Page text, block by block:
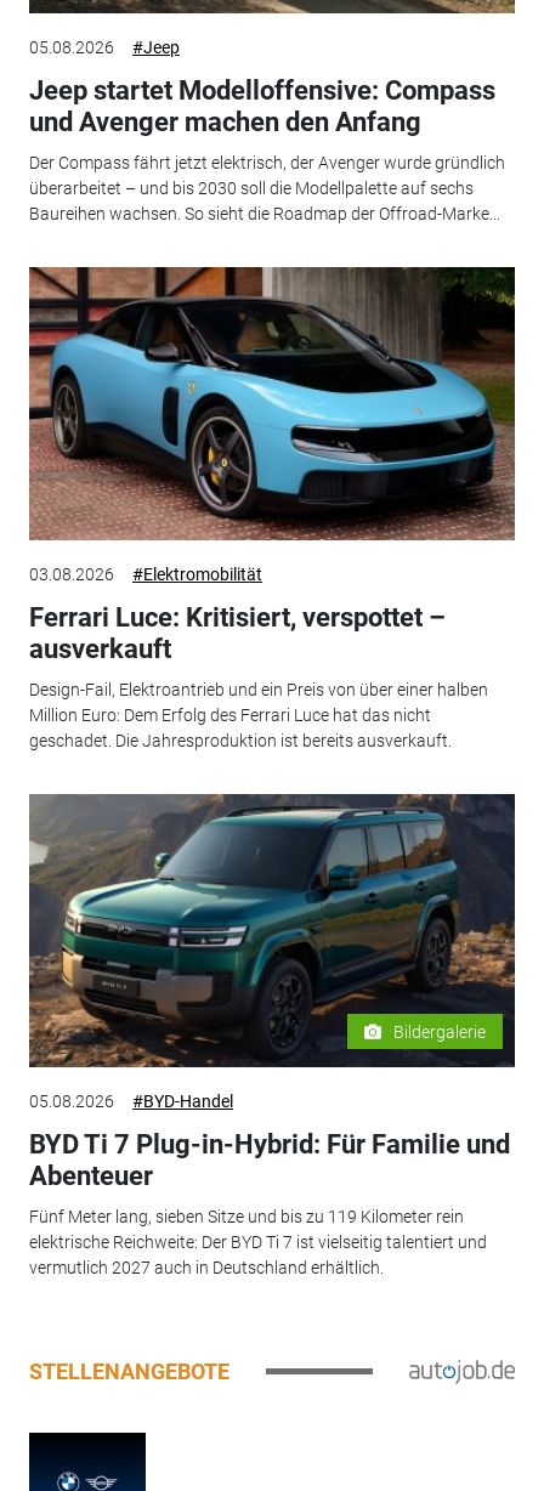
05.08.2026 #Jeep
Jeep startet Modelloffensive: Compass
und Avenger machen den Anfang
Der Compass fährt jetzt elektrisch, der Avenger wurde gründlich
überarbeitet – und bis 2030 soll die Modellpalette auf sechs
Baureihen wachsen. So sieht die Roadmap der Offroad-Marke...
03.08.2026 #Elektromobilität
Ferrari Luce: Kritisiert, verspottet –
ausverkauft
Design-Fail, Elektroantrieb und ein Preis von über einer halben
Million Euro: Dem Erfolg des Ferrari Luce hat das nicht
geschadet. Die Jahresproduktion ist bereits ausverkauft.
Bildergalerie
05.08.2026 #BYD-Handel
BYD Ti 7 Plug-in-Hybrid: Für Familie und
Abenteuer
Fünf Meter lang, sieben Sitze und bis zu 119 Kilometer rein
elektrische Reichweite: Der BYD Ti 7 ist vielseitig talentiert und
vermutlich 2027 auch in Deutschland erhältlich.
STELLENANGEBOTE